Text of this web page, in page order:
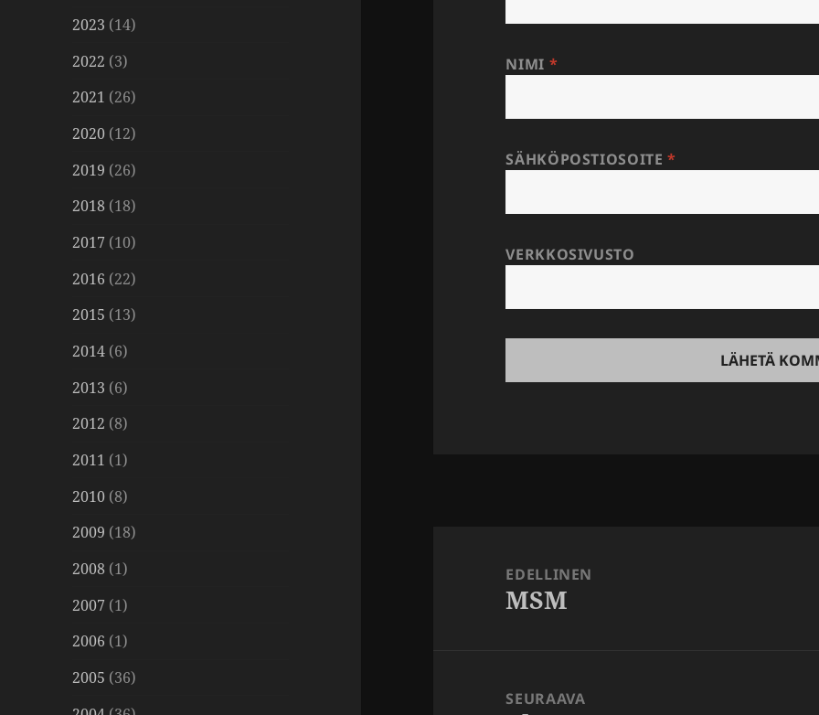
2023 (14)
2022 (3)
2021 (26)
2020 (12)
2019 (26)
2018 (18)
2017 (10)
2016 (22)
2015 (13)
2014 (6)
2013 (6)
2012 (8)
2011 (1)
2010 (8)
2009 (18)
2008 (1)
2007 (1)
2006 (1)
2005 (36)
NIMI *
SÄHKÖPOSTIOSOITE*
VERKKOSIVUSTO
EDELLINEN
Edellinen
MSM
SEURAAVA